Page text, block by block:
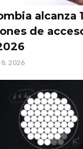
alcanza
de
2026